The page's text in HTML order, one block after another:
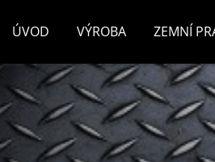
ÚVOD VÝROBA ZEMNÍ